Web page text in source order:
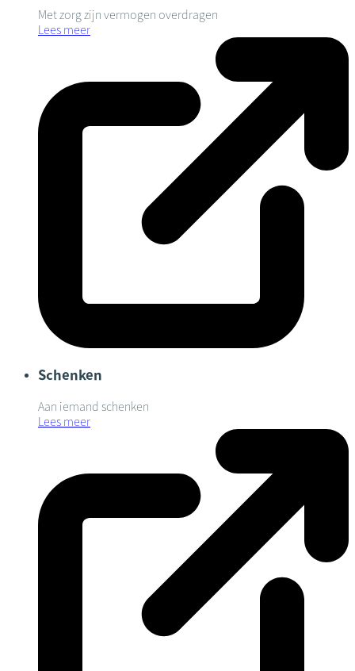
Met zorg zijn vermogen overdragen
Lees meer
Schenken
Aan iemand schenken
Lees meer